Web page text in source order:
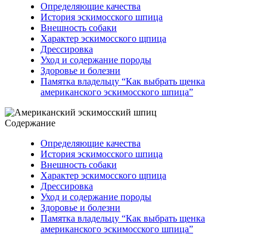
Определяющие качества
История эскимосского шпица
Внешность собаки
Характер эскимосского щпица
Дрессировка
Уход и содержание породы
Здоровье и болезни
Памятка владельцу “Как выбрать щенка
американского эскимосского шпица”
Содержание
Определяющие качества
История эскимосского шпица
Внешность собаки
Характер эскимосского щпица
Дрессировка
Уход и содержание породы
Здоровье и болезни
Памятка владельцу “Как выбрать щенка
американского эскимосского шпица”